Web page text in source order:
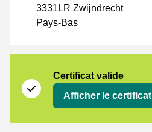
3331LR Zwijndrecht
Pays-Bas
Certificat valide
Afficher le certificat